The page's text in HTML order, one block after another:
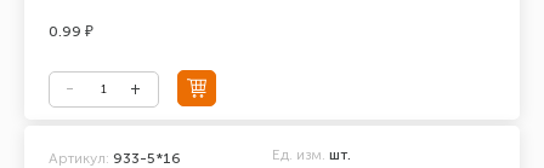
0.99 ₽
Артикул: 933-5*16 Ед. изм. шт.